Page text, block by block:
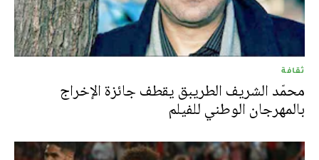
ثقافة
محمّد الشريف الطريبق يقطف جائزة الإخراج
بالمهرجان الوطني للفيلم